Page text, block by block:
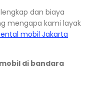
dan biaya
mengapa kami layak
mobil Jakarta
di bandara